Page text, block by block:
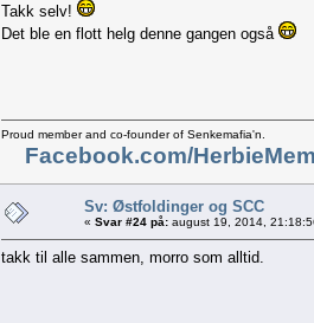
Takk selv!
Det ble en flott helg denne gangen også
Proud member and co-founder of Senkemafia'n.
Facebook.com/
Sv: Østfoldinger og SCC
« Svar #24 på: august 19, 2014,
takk til alle sammen, morro som alltid.